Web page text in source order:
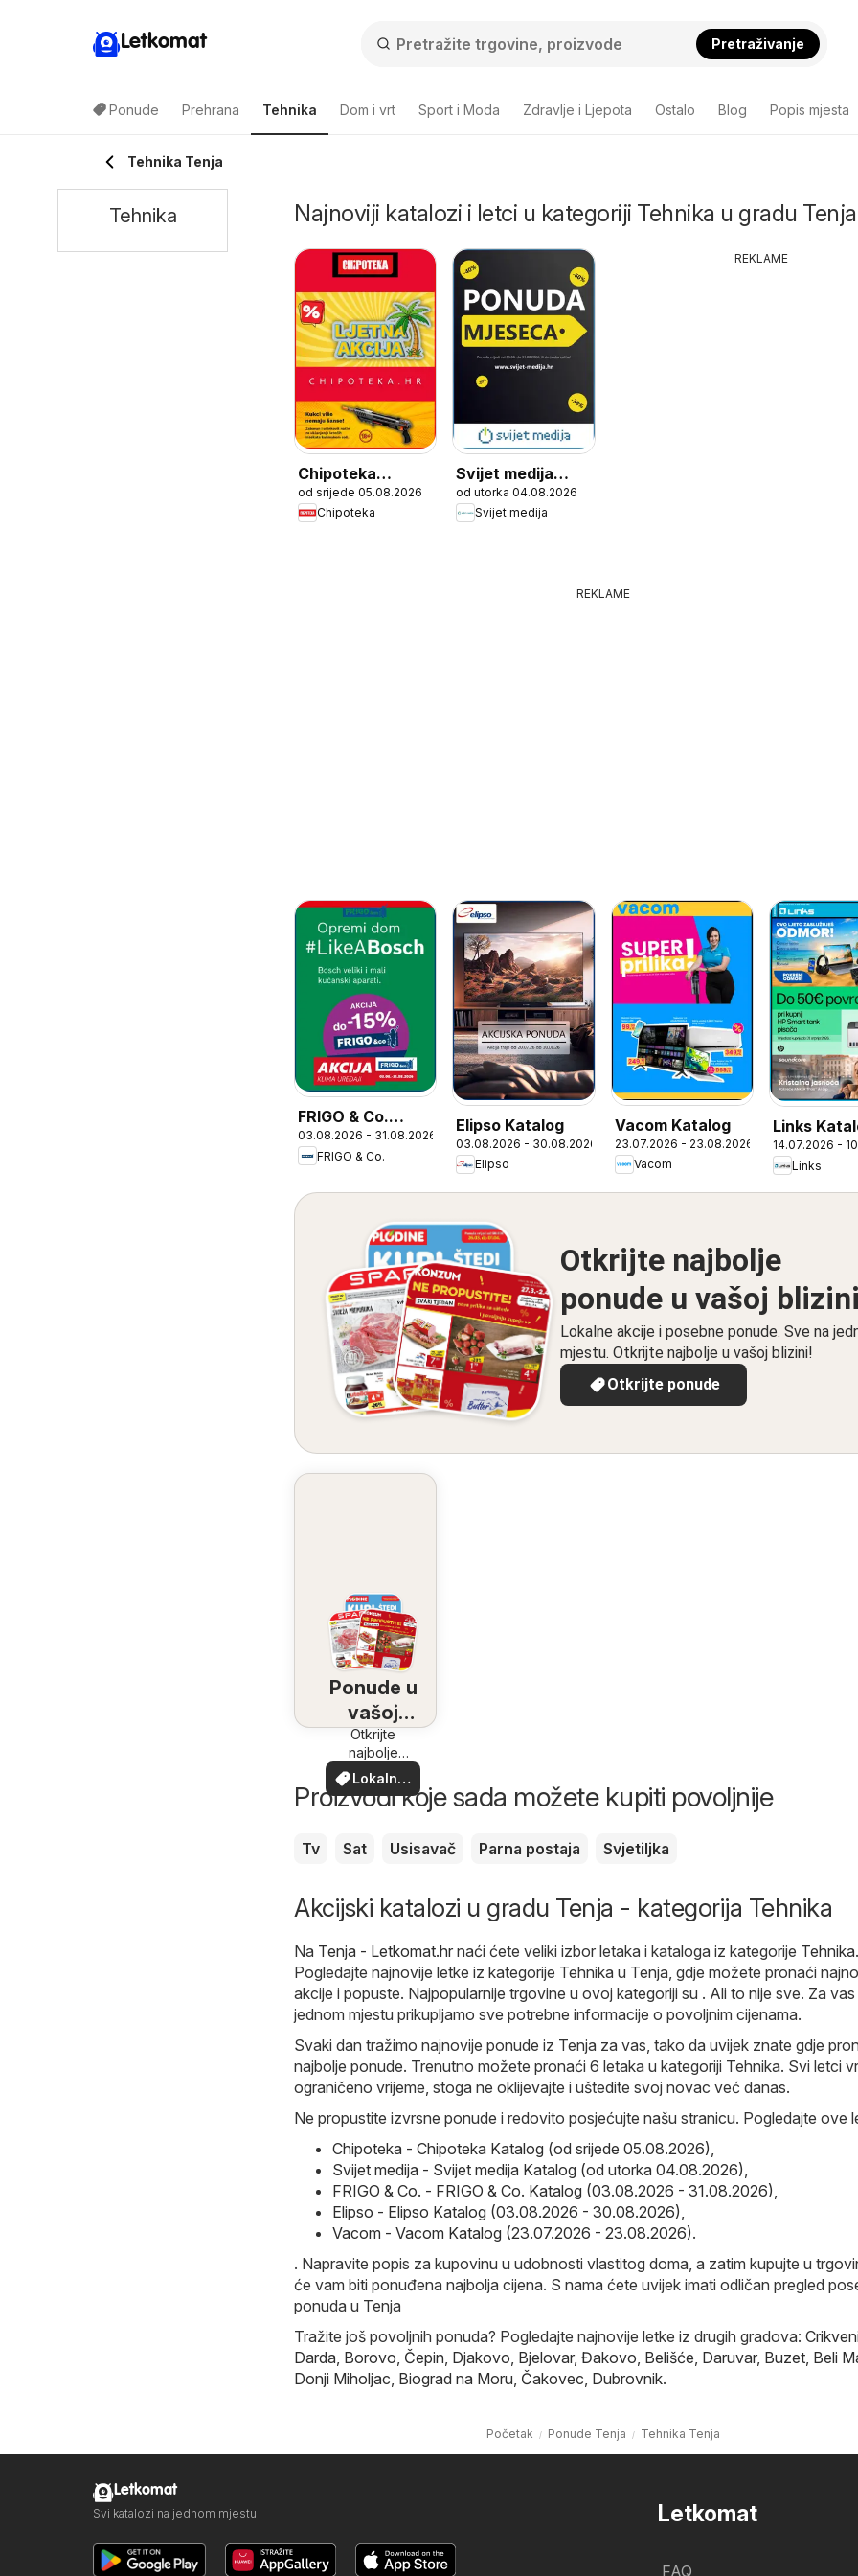
Letkomat Pretraživanje
Ponude Prehrana Tehnika Dom i vrt Sport i Moda Zdravlje i Ljepota Ostalo Blog Popis mjesta
Tehnika Tenja
Najnoviji katalozi i letci u kategoriji Tehnika u gradu Tenja
Chipoteka
Katalog
od srijede 05.08.2026
Chipoteka
Svijet medija
Katalog
od utorka 04.08.2026
Svijet medija
REKLAME
REKLAME
FRIGO & Co.
Katalog
03.08.2026 - 31.08.2026
FRIGO & Co.
Elipso Katalog
03.08.2026 - 30.08.2026
Elipso
Vacom Katalog
23.07.2026 - 23.08.2026
Vacom
Links
14.07.2026 -
Links
Otkrijte najbolje
ponude u vašoj blizini
Lokalne akcije i posebne ponude. Sve na
mjestu. Otkrijte najbolje u vašoj blizini!
Otkrijte ponude
Ponude u
vašoj
blizini
Otkrijte
najbolje
ponude u
vašoj blizini
Lokalne
ponude
Proizvodi koje sada možete kupiti povoljnije
Tv Sat Usisavač Parna postaja Svjetiljka
Akcijski katalozi u gradu Tenja - kategorija Tehnika
Na Tenja - Letkomat.hr naći ćete veliki izbor letaka i kataloga iz kategorije Tehnika.
Pogledajte najnovije letke iz kategorije Tehnika u Tenja, gdje možete pronaći
akcije i popuste. Najpopularnije trgovine u ovoj kategoriji su . Ali to nije sve. Za vas
jednom mjestu prikupljamo sve potrebne informacije o povoljnim cijenama.
Svaki dan tražimo najnovije ponude iz Tenja za vas, tako da uvijek znate gdje
najbolje ponude. Trenutno možete pronaći 6 letaka u kategoriji Tehnika. Svi letci
ograničeno vrijeme, stoga ne oklijevajte i uštedite svoj novac već danas.
Ne propustite izvrsne ponude i redovito posjećujte našu stranicu. Pogledajte ove
Chipoteka - Chipoteka Katalog (od srijede 05.08.2026),
Svijet medija - Svijet medija Katalog (od utorka 04.08.2026),
FRIGO & Co. - FRIGO & Co. Katalog (03.08.2026 - 31.08.2026),
Elipso - Elipso Katalog (03.08.2026 - 30.08.2026),
Vacom - Vacom Katalog (23.07.2026 - 23.08.2026).
. Napravite popis za kupovinu u udobnosti vlastitog doma, a zatim kupujte u
će vam biti ponuđena najbolja cijena. S nama ćete uvijek imati odličan pregled
ponuda u Tenja
Tražite još povoljnih ponuda? Pogledajte najnovije letke iz drugih gradova:
Darda, Borovo, Čepin, Djakovo, Bjelovar, Đakovo, Belišće, Daruvar, Buzet, Beli
Donji Miholjac, Biograd na Moru, Čakovec, Dubrovnik.
Početak Ponude Tenja Tehnika Tenja
Tehnika
Letkomat
FAQ
Letkomat
Svi katalozi na jednom mjestu